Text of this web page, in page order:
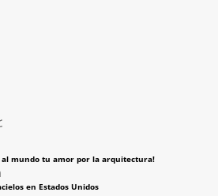
al mundo tu amor por la arquitectura!
en Estados Unidos